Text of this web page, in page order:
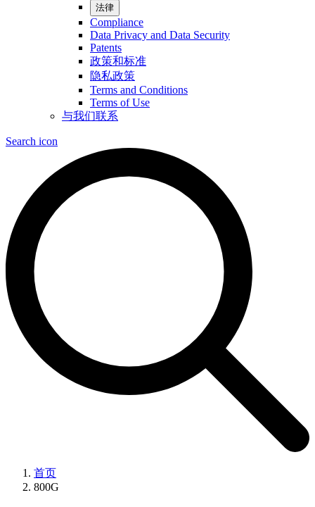
法律
Compliance
Data Privacy and Data Security
Patents
政策和标准
隐私政策
Terms and Conditions
Terms of Use
与我们联系
Search icon
首页
800G